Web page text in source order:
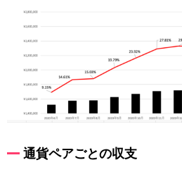
通貨ペアごとの収支